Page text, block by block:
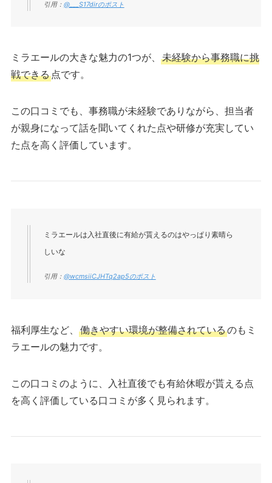
引用： @___S17dirのポスト
ミラエールの大きな魅力の1つが、 未経験から事務職に挑
戦できる点です。
この口コミでも、事務職が未経験でありながら、担当者
が親身になって話を聞いてくれた点や研修が充実してい
た点を高く評価しています。
ミラエールは入社直後に有給が貰えるのはやっぱり素晴ら
しいな
引用： @wcmsiiCJHTq2ap5のポスト
福利厚生など、 働きやすい環境が整備されているのもミ
ラエールの魅力です。
この口コミのように、入社直後でも有給休暇が貰える点
を高く評価している口コミが多く見られます。